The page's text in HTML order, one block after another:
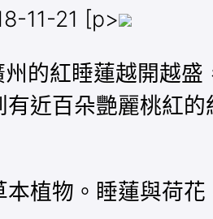
11-21 [p>
的紅睡蓮越開越
近百朵艷麗桃紅
植物。睡蓮與荷